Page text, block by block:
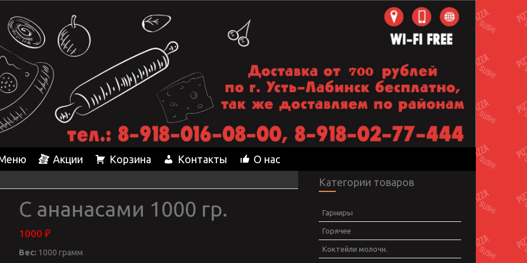
Акции Корзина Контакты О нас
С ананасами 1000 гр.
1000 ₽
Вес: 1000 грамм
Категории товаров
Гарниры
Горячее
Коктейли молочн.